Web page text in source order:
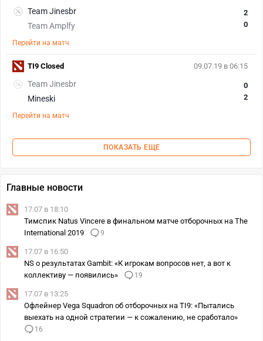
Team Jinesbr
Team Amplfy
2
0
Перейти на матч
09.07.19 в 06:15
Team Jinesbr
Mineski
0
2
Перейти на матч
TI9 Closed
ПОКАЗАТЬ ЕЩЕ
Главные новости
17.07 в 18:10
Тимспик Natus Vincere в финальном матче отборочных на The
International 2019
9
17.07 в 16:50
NS о результатах Gambit: «К игрокам вопросов нет, а вот к
коллективу — появились»
19
17.07 в 13:25
Офлейнер Vega Squadron об отборочных на TI9: «Пытались
выехать на одной стратегии — к сожалению, не сработало»
16